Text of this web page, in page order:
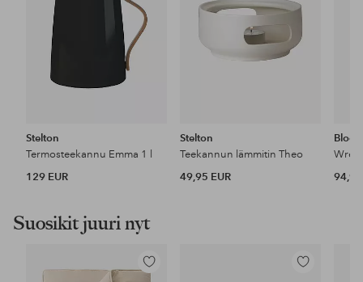
Stelton
Termosteekannu Emma 1 l
129 EUR
Stelton
Teekannun lämmitin Theo
49,95 EUR
94,90
Suosikit juuri nyt
Lisää
Lisää